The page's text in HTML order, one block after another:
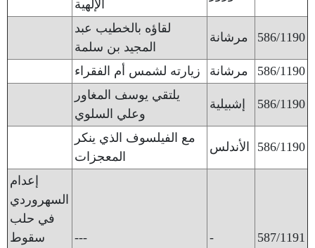
الإلهية
586/1190 مرشانة
لقاؤه بالخطيب عبد
المجيد بن سلمة
586/1190
مرشانة زيارته لشمس أم الفقراء
586/1190 إشبيلية
يلتقي يوسف المغاور
وعلي السلوي
586/1190 الأندلس
مع الفيلسوف الذي ينكر
المعجزات
587/1191
-
---
إعدام
السهروردي
في حلب
سقوط